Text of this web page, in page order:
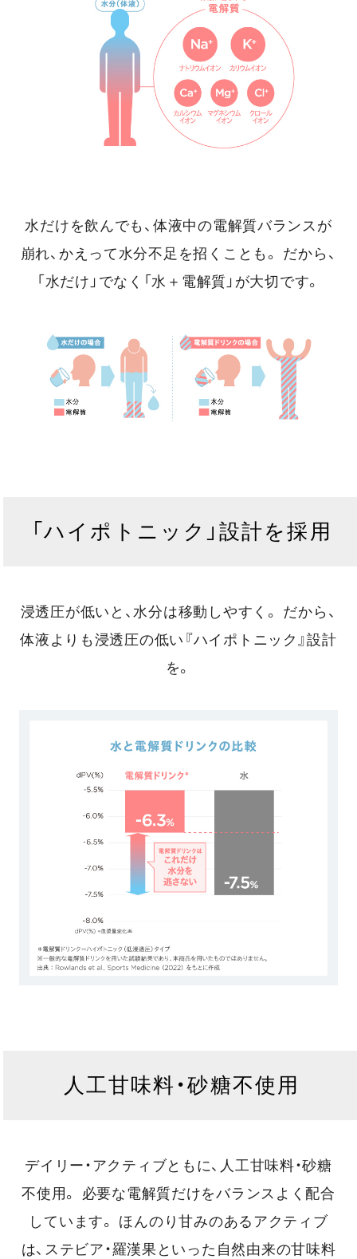
水だけを飲んでも、体液中の電解質バランスが
崩れ、かえって水分不足を招くことも。
だから、
「水だけ」でなく「水＋電解質」が大切です。
「ハイポトニック」設計を採用
浸透圧が低いと、水分は移動しやすく。
だから、
体液よりも浸透圧の低い『ハイポトニック』設計
を。
人工甘味料・砂糖不使用
デイリー・アクティブともに、人工甘味料・砂糖
不使用。
必要な電解質だけをバランスよく配合
しています。
ほんのり甘みのあるアクティブ
は、ステビア・羅漢果といった自然由来の甘味料